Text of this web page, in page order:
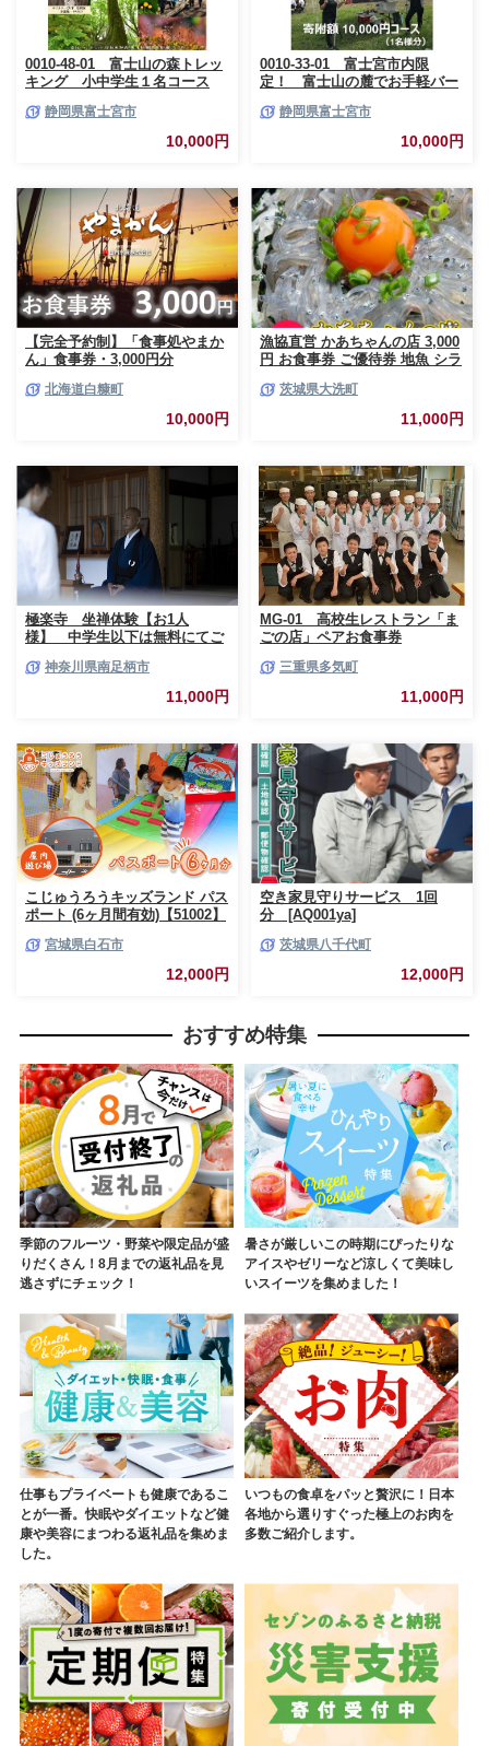
0010-48-01 富士山の森トレッ
キング 小中学生１名コース
静岡県富士宮市
10,000円
0010-33-01 富士宮市内限
定！ 富士山の麓でお手軽バー
（BBQ1人前）
静岡県富士宮市
10,000円
【完全予約制】「食事処やまか
ん」食事券・3,000円分
北海道白糠町
10,000円
漁協直営 かあちゃんの店 3,000
円 お食事券 ご優待券 地魚 シラ
茨城県大洗町
11,000円
極楽寺 坐禅体験【お1人
様】 中学生以下は無料にてご
奈川県 南足柄市 】
神奈川県南足柄市
11,000円
MG-01 高校生レストラン「ま
ごの店」ペアお食事券
三重県多気町
11,000円
こじゅうろうキッズランド パス
ポート (6ヶ月間有効)【51002】
宮城県白石市
12,000円
空き家見守りサービス 1回
分 [AQ001ya]
茨城県八千代町
12,000円
おすすめ特集
季節のフルーツ・野菜や限定品が盛
りだくさん！8月までの返礼品を見
逃さずにチェック！
暑さが厳しいこの時期にぴったりな
アイスやゼリーなど涼しくて美味し
いスイーツを集めました！
仕事もプライベートも健康であるこ
とが一番。快眠やダイエットなど健
康や美容にまつわる返礼品を集めま
した。
いつもの食卓をパッと贅沢に！日本
各地から選りすぐった極上のお肉を
多数ご紹介します。